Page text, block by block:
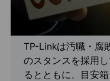
TP-Linkは汚職・腐
のスタンスを採用
るとともに、目安